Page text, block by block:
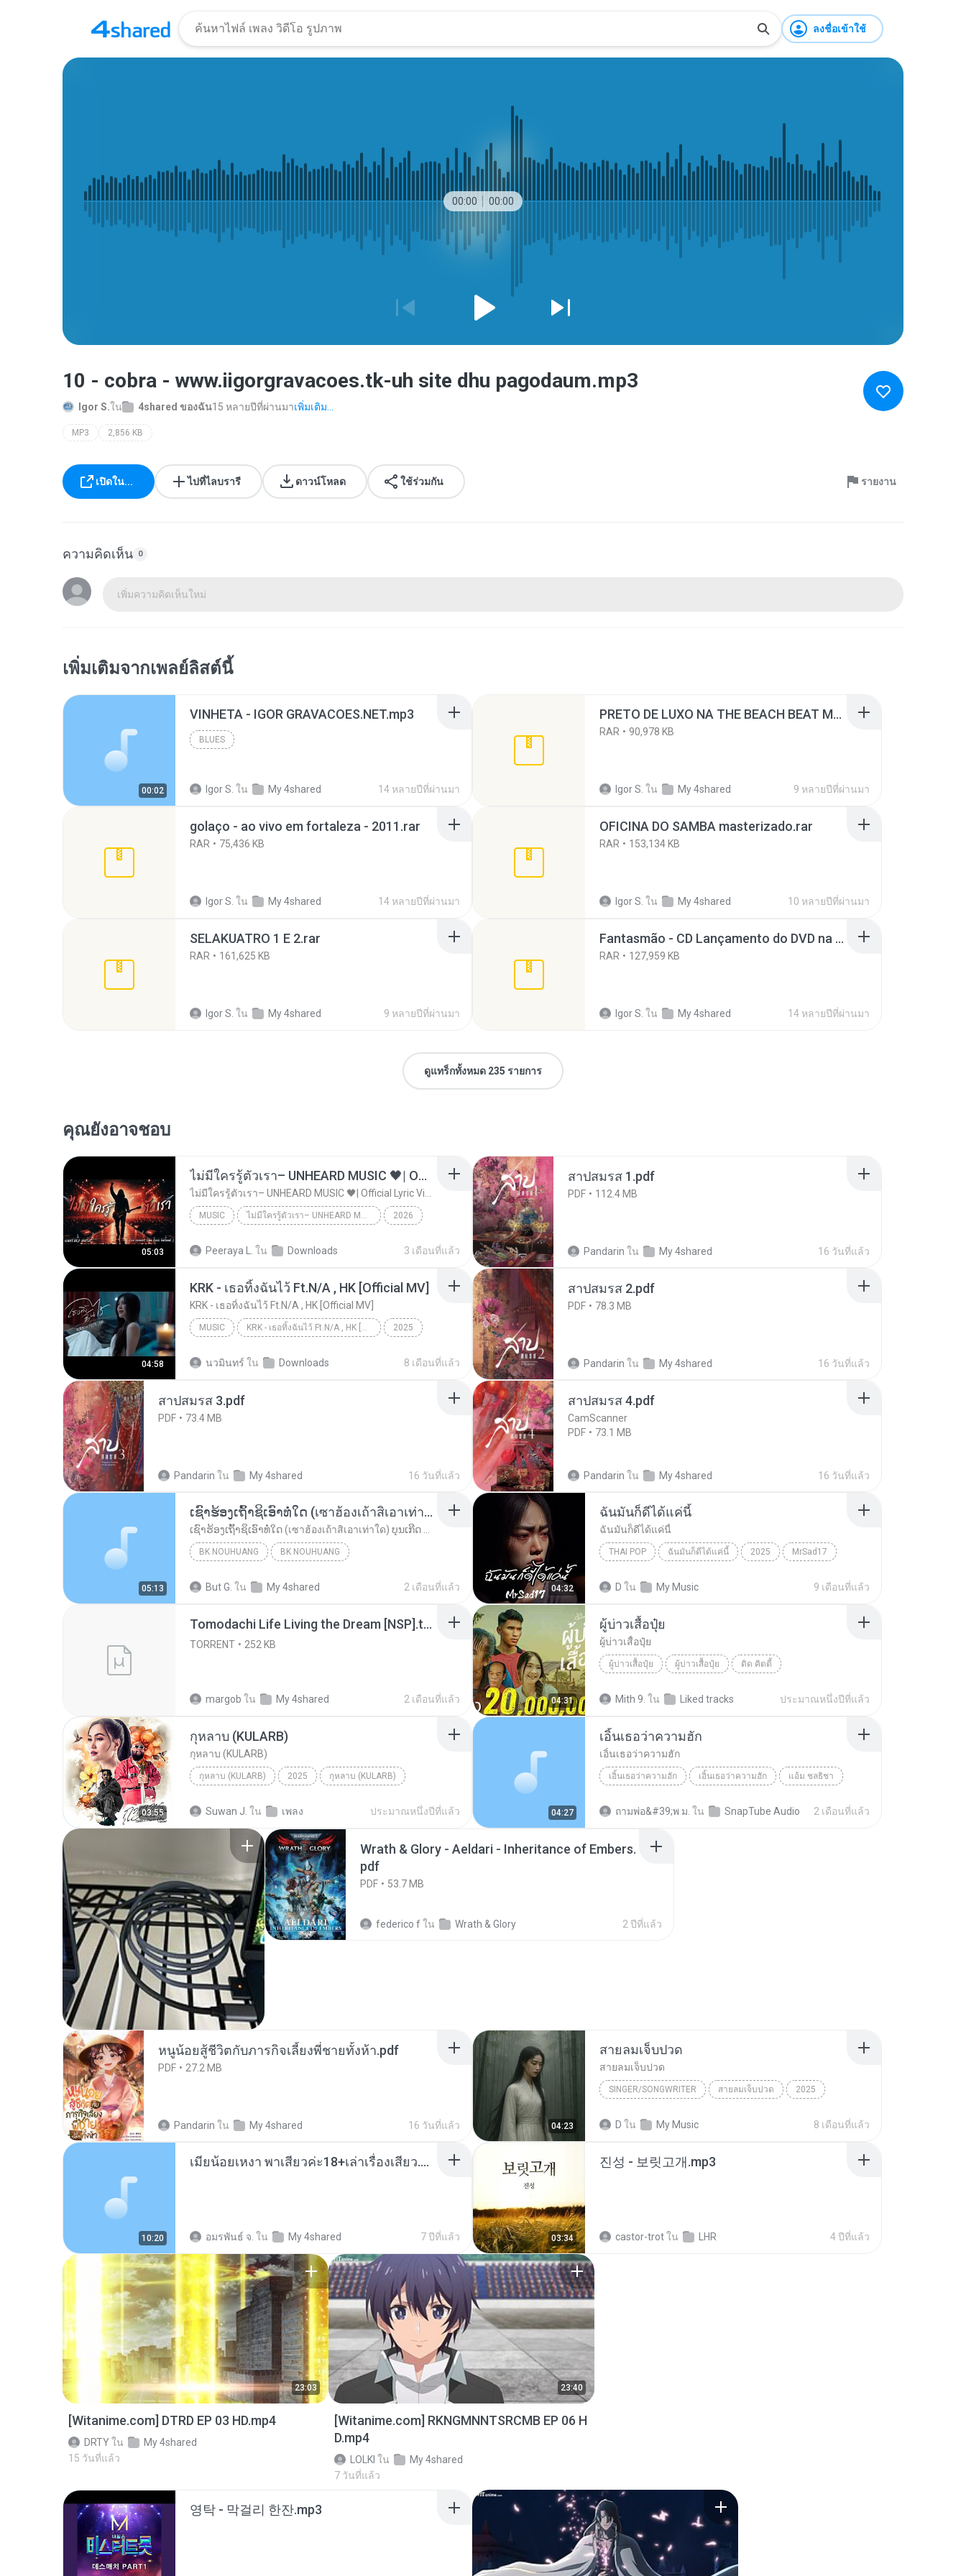
ลงชื่อเข้าใช้
00:00 00:00
10 - cobra - www.iigorgravacoes.tk-uh site dhu pagodaum.mp3
Igor S.ใน 4shared ของฉัน15 หลายปีที่ผ่านมาเพิ่มเติม...
MP3 2,856 KB
เปิดใน... ไปที่ไลบรารี ดาวน์โหลด ใช้ร่วมกัน รายงาน
ความคิดเห็น 0
เพิ่มความคิดเห็นใหม่
เพิ่มเติมจากเพลย์ลิสต์นี้
00:02
VINHETA - IGOR GRAVACOES.NET.mp3
BLUES
Igor S. ใน My 4shared 14 หลายปีที่ผ่านมา
PRETO DE LUXO NA THE BEACH BEAT MASTERIZADO.rar
RAR 90,978 KB
Igor S. ใน My 4shared 9 หลายปีที่ผ่านมา
golaço - ao vivo em fortaleza - 2011.rar
RAR 75,436 KB
Igor S. ใน My 4shared 14 หลายปีที่ผ่านมา
OFICINA DO SAMBA masterizado.rar
RAR 153,134 KB
Igor S. ใน My 4shared 10 หลายปีที่ผ่านมา
SELAKUATRO 1 E 2.rar
RAR 161,625 KB
Igor S. ใน My 4shared 9 หลายปีที่ผ่านมา
Fantasmão - CD Lançamento do DVD na Bali Beach 2012.rar
RAR 127,959 KB
Igor S. ใน My 4shared 14 หลายปีที่ผ่านมา
ดูแทร็กทั้งหมด 235 รายการ
คุณยังอาจชอบ
05:03
ไม่มีใครรู้ตัวเรา– UNHEARD MUSIC 🖤| Official Lyric Video | เพลงสู้ชีวิต
MUSIC ไม่มีใครรู้ตัวเรา– UNHEARD MUSIC 🖤| Official Lyric Video | เพลงสู้ชีวิต 2026
Peeraya L. ใน Downloads 3 เดือนที่แล้ว
สาปสมรส 1.pdf
PDF 112.4 MB
Pandarin ใน My 4shared 16 วันที่แล้ว
04:58
KRK - เธอทิ้งฉันไว้ Ft.N/A , HK [Official MV]
KRK - เธอทิ้งฉันไว้ Ft.N/A , HK [Official MV]
MUSIC KRK - เธอทิ้งฉันไว้ Ft.N/A , HK [Official MV] 2025
นวมินทร์ ใน Downloads 8 เดือนที่แล้ว
สาปสมรส 2.pdf
PDF 78.3 MB
Pandarin ใน My 4shared 16 วันที่แล้ว
สาปสมรส 3.pdf
PDF 73.4 MB
Pandarin ใน My 4shared 16 วันที่แล้ว
สาปสมรส 4.pdf
CamScanner
PDF
73.1 MB
Pandarin ใน My 4shared 16 วันที่แล้ว
05:13
ເຊົາຮ້ອງເຖົ້າຊິເອົາທໍ່ໃດ (เซาฮ้องเถ้าสิเอาเท่าใด) ບຸນເກີດ ຫນູຫ່ວງ ft. ໂສພາ ຈຸນທະລາ
BK NOUHUANG BK NOUHUANG
But G. ใน My 4shared 2 เดือนที่แล้ว 04:32
ฉันมันก็ดีได้แค่นี้
ฉันมันก็ดีได้แค่นี้
THAI POP ฉันมันก็ดีได้แค่นี้ 2025 MrSad17
D ใน My Music 9 เดือนที่แล้ว
Tomodachi Life Living the Dream [NSP].torrent
TORRENT 252 KB
margob ใน My 4shared 2 เดือนที่แล้ว 04:31
ผู้บ่าวเสื้อปุ๋ย
ผู้บ่าวเสื้อปุ๋ย
ผู้บ่าวเสื้อปุ๋ย ผู้บ่าวเสื้อปุ๋ย ดิด คิตตี้
Mith 9. ใน Liked tracks ประมาณหนึ่งปีที่แล้ว
03:55
กุหลาบ (KULARB)
กุหลาบ (KULARB)
กุหลาบ (KULARB) 2025 กุหลาบ (KULARB)
Suwan J. ใน เพลง ประมาณหนึ่งปีที่แล้ว 04:27
เอิ้นเธอว่าความฮัก
เอิ้นเธอว่าความฮัก
เอิ้นเธอว่าความฮัก เอิ้นเธอว่าความฮัก แอ้ม ชลธิชา
ถามพ่อ&#39;พ ม. ใน SnapTube Audio 2 เดือนที่แล้ว
Wrath & Glory - Aeldari - Inheritance of Embers.
pdf
PDF 53.7 MB
federico f ใน Wrath & Glory 2 ปีที่แล้ว
หนูน้อยสู้ชีวิตกับภารกิจเลี้ยงพี่ชายทั้งห้า.pdf
PDF 27.2 MB
Pandarin ใน My 4shared 16 วันที่แล้ว 04:23
สายลมเจ็บปวด
สายลมเจ็บปวด
SINGER/SONGWRITER สายลมเจ็บปวด 2025
D ใน My Music 8 เดือนที่แล้ว
10:20
เมียน้อยเหงา พาเสียวค่ะ18+เล่าเรื่องเสียว.mp3
อมรพันธ์ จ. ใน My 4shared 7 ปีที่แล้ว 03:34
진성 - 보릿고개.mp3
castor-trotใน LHR 4 ปีที่แล้ว
23:03
[Witanime.com] DTRD EP 03 HD.mp4
DRTYใน
My 4shared
15 วันที่แล้ว
23:40
[Witanime.com] RKNGMNNTSRCMB EP 06 H
D.mp4
LOLKI ใน
My 4shared
7 วันที่แล้ว
영탁 - 막걸리 한잔.mp3